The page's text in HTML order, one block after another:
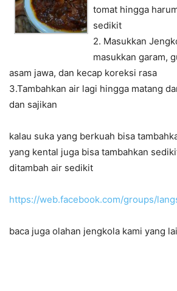
tomat hingga
sedikit
2. Masukkan
masukkan garam,
asam jawa, dan kecap koreksi rasa
3.Tambahkan air lagi hingga matang
dan sajikan
kalau suka yang berkuah bisa
yang kental juga bisa tambahkan
ditambah air sedikit
https://web.facebook.com/groups/
baca juga olahan jengkola kami yang